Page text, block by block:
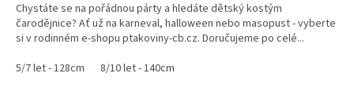
z
5
hvězdiček.
Chystáte se na pořádnou párty a hledáte dětský kostým
čarodějnice? Ať už na karneval, halloween nebo masopust - vyberte
si v rodinném e-shopu ptakoviny-cb.cz. Doručujeme po celé...
5/7 let - 128cm
8/10 let - 140cm